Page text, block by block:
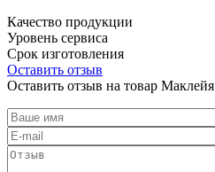
Качество продукции
Уровень сервиса
Срок изготовления
Оставить отзыв
Оставить отзыв на товар Маклейя